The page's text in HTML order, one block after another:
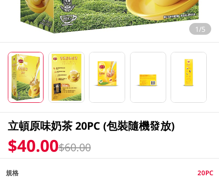
1/5
立頓原味奶茶 20PC (包裝隨機發放)
$40.00$60.00
規格 20PC